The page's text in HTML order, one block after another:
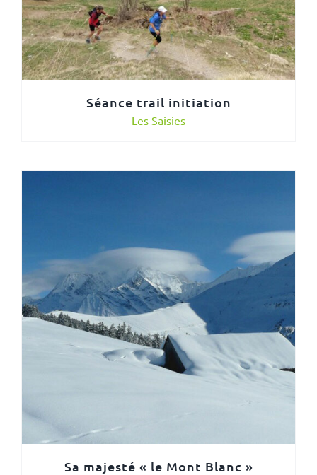
Séance trail initiation
Les Saisies
Sa majesté « le Mont Blanc »